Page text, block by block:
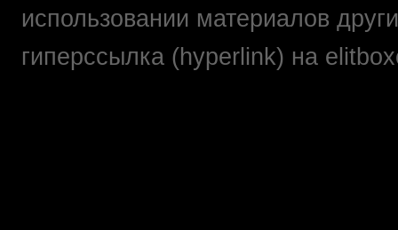
использовании материалов
гиперссылка (hyperlink) на